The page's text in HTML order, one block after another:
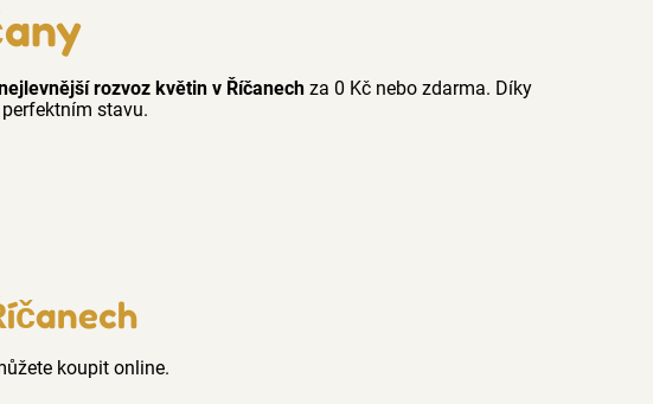
rozvoz květin v Říčanechza 0 Kč nebo zdarma. Díky
stavu.
koupit online.